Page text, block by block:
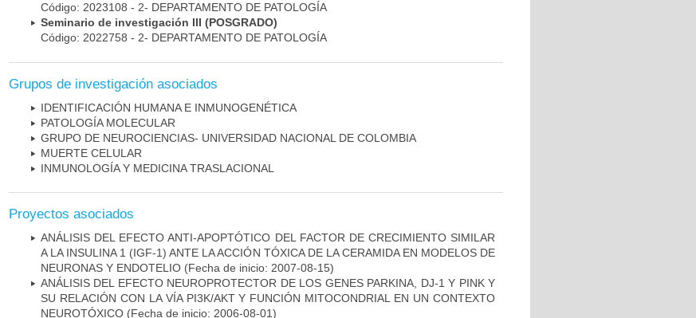
Código: 2023108 - 2- DEPARTAMENTO DE PATOLOGÍA
Seminario de investigación III (POSGRADO)
Código: 2022758 - 2- DEPARTAMENTO DE PATOLOGÍA
Grupos de investigación asociados
IDENTIFICACIÓN HUMANA E INMUNOGENÉTICA
PATOLOGÍA MOLECULAR
GRUPO DE NEUROCIENCIAS- UNIVERSIDAD NACIONAL DE COLOMBIA
MUERTE CELULAR
INMUNOLOGÍA Y MEDICINA TRASLACIONAL
Proyectos asociados
ANÁLISIS DEL EFECTO ANTI-APOPTÓTICO DEL FACTOR DE CRECIMIENTO SIMILAR
A LA INSULINA 1 (IGF-1) ANTE LA ACCIÓN TÓXICA DE LA CERAMIDA EN MODELOS DE
NEURONAS Y ENDOTELIO (Fecha de inicio: 2007-08-15)
ANÁLISIS DEL EFECTO NEUROPROTECTOR DE LOS GENES PARKINA, DJ-1 Y PINK Y
SU RELACIÓN CON LA VÍA PI3K/AKT Y FUNCIÓN MITOCONDRIAL EN UN CONTEXTO
NEUROTÓXICO (Fecha de inicio: 2006-08-01)